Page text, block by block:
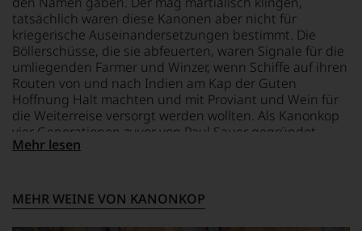
aber
genügt
uns
nicht
mehr.
Wir
haben
festgestellt,
dass
manch
schwer
nachvollziehbar
ist
aber
vor
allen
Dingen
nach
1978
zunehmend
der
Weinwelt
zu.
Schritt
war
des
Weins,
so
publiziert
er
Artikel
in
führenden
Fachjournale.
tatsächlich waren diese Kanonen aber nicht für
kriegerische Auseinandersetzungen bestimmt. Die
Böllerschüsse, die sie abfeuerten, waren Signale für die
umliegenden Farmer und Winzer, wenn Schiffe auf ihren
Routen von und nach Indien am Kap der Guten
Hoffnung Halt machten und mit Proviant und Wein für
die Weiterreise versorgt werden wollten. Als Kanonkop
vier Generationen zuvor von Paul Sauer gegründet
wurde, verfügte es bereits damals über einen kleinen
Rebstöcke Südafrikas überhaupt. Der steile Aufstieg
begann, als Weinmacher Beyers-Truter 1980 die Regie
Mehr lesen
MEHR WEINE VON KANONKOP